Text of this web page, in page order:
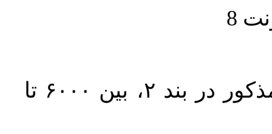
حجم کل مقاله با احتساب تمام بخش‌های مذکور در بند ۲، بین ۶۰۰۰ تا